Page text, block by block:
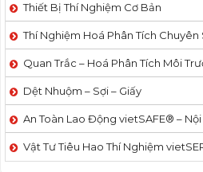
Thiết Bị Thí Nghiệm Cơ Bản
Thí Nghiệm Hoá Phân Tích Chuyên
Quan Trắc – Hoá Phân Tích Môi
Dệt Nhuộm – Sợi – Giấy
An Toàn Lao Động vietSAFE® –
Vật Tư Tiêu Hao Thí Nghiệm